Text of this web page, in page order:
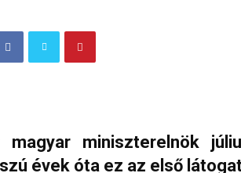
magyar miniszterelnök
évek óta ez az első